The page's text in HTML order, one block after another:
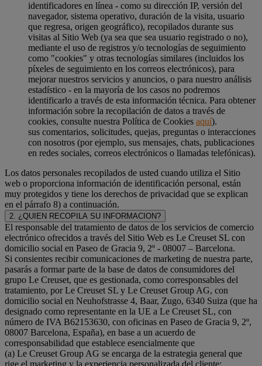
identificadores en línea - como su dirección IP, versión del
navegador, sistema operativo, duración de la visita, usuario
que regresa, origen geográfico), recopilados durante sus
visitas al Sitio Web (ya sea que sea usuario registrado o no),
mediante el uso de registros y/o tecnologías de seguimiento
como "cookies" y otras tecnologías similares (incluidos los
píxeles de seguimiento en los correos electrónicos), para
mejorar nuestros servicios y anuncios, o para nuestro análisis
estadístico - en la mayoría de los casos no podremos
identificarlo a través de esta información técnica. Para obtener
información sobre la recopilación de datos a través de
cookies, consulte nuestra Política de Cookies aquí).
sus comentarios, solicitudes, quejas, preguntas o interacciones
con nosotros (por ejemplo, sus mensajes, chats, publicaciones
en redes sociales, correos electrónicos o llamadas telefónicas).
Los datos personales recopilados de usted cuando utiliza el Sitio
web o proporciona información de identificación personal, están
muy protegidos y tiene los derechos de privacidad que se explican
en el párrafo 8) a continuación.
2. ¿QUIEN RECOPILA SU INFORMACION?
El responsable del tratamiento de datos de los servicios de comercio
electrónico ofrecidos a través del Sitio Web es Le Creuset SL con
domicilio social en Paseo de Gracia 9, 2º - 08007 – Barcelona.
Si consientes recibir comunicaciones de marketing de nuestra parte,
pasarás a formar parte de la base de datos de consumidores del
grupo Le Creuset, que es gestionada, como corresponsables del
tratamiento, por Le Creuset SL y Le Creuset Group AG, con
domicilio social en Neuhofstrasse 4, Baar, Zugo, 6340 Suiza (que ha
designado como representante en la UE a Le Creuset SL, con
número de IVA B62153630, con oficinas en Paseo de Gracia 9, 2º,
08007 Barcelona, España), en base a un acuerdo de
corresponsabilidad que establece esencialmente que
(a) Le Creuset Group AG se encarga de la estrategia general que
rige el marketing y la experiencia personalizada del cliente;